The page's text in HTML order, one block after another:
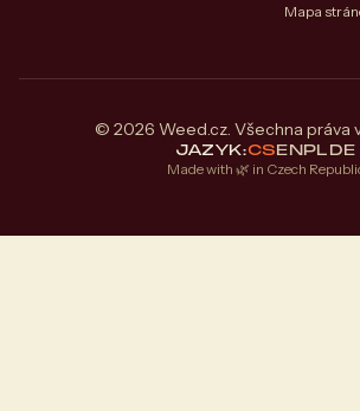
Mapa
© 2026 Weed.cz. Všechna práva
JAZYK:CSENPLDE
Made with 🌿 in Czech